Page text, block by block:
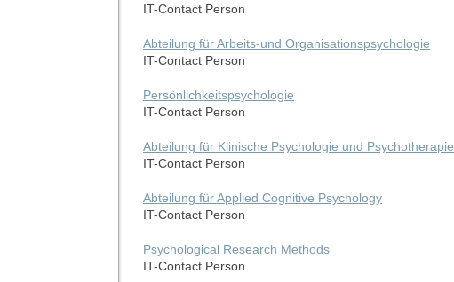
IT-Contact Person
Abteilung für Arbeits-und Organisationspsychologie
IT-Contact Person
Persönlichkeitspsychologie
IT-Contact Person
Abteilung für Klinische Psychologie und Psychotherapie
IT-Contact Person
Abteilung für Applied Cognitive Psychology
IT-Contact Person
Psychological Research Methods
IT-Contact Person